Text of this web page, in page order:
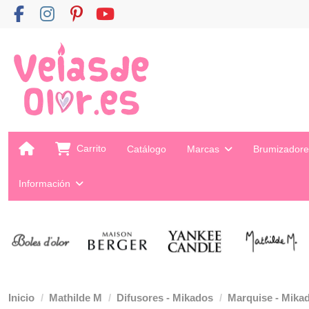
Carrito Catálogo Marcas
Información
Inicio Mathilde M Difusores - Mikados Marquise -